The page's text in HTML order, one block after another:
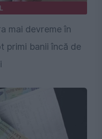
mai devreme în
primi banii încă de